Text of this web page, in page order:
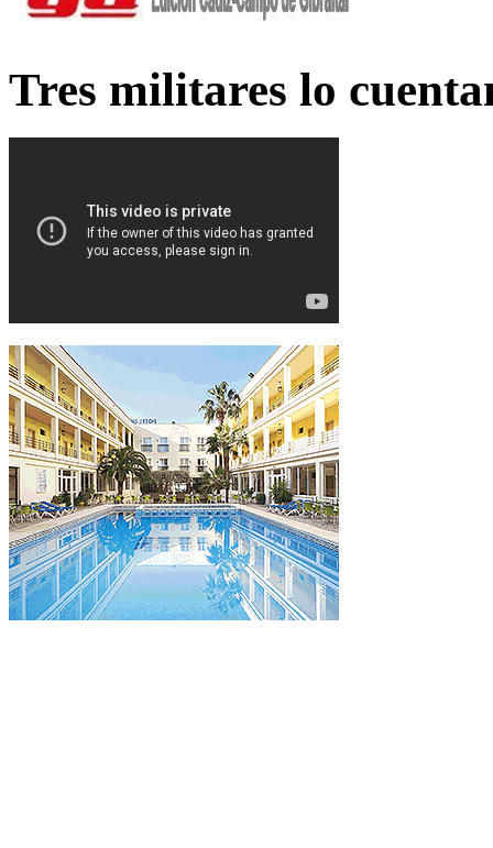
Tres militares lo